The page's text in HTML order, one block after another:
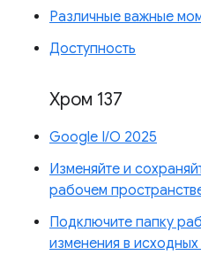
Различные важные
Доступность
Хром 137
Google I/O 2025
Изменяйте и
рабочем
Подключите папку
изменения в